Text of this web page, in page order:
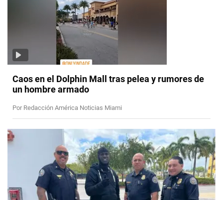
Caos en el Dolphin Mall tras pelea y rumores de
un hombre armado
Por Redacción América Noticias Miami